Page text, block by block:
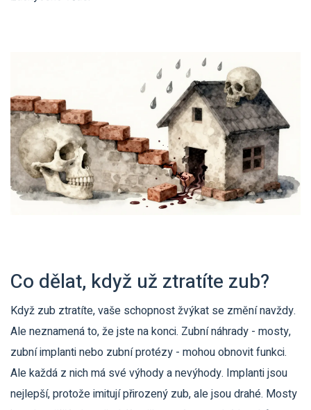
Co dělat, když už ztratíte zub?
Když zub ztratíte, vaše schopnost žvýkat se změní navždy.
Ale neznamená to, že jste na konci. Zubní náhrady - mosty,
zubní implanti nebo zubní protézy - mohou obnovit funkci.
Ale každá z nich má své výhody a nevýhody. Implanti jsou
nejlepší, protože imitují přirozený zub, ale jsou drahé. Mosty